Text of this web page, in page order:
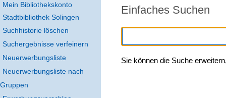
Mein Bibliothekskonto
Stadtbibliothek Solingen
Suchhistorie löschen
Suchergebnisse verfeinern
Neuerwerbungsliste
Neuerwerbungsliste nach
Gruppen
Einfaches Suchen
Sie können die Suche